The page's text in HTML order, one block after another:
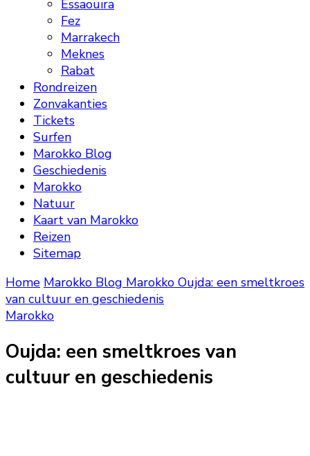
Essaouira
Fez
Marrakech
Meknes
Rabat
Rondreizen
Zonvakanties
Tickets
Surfen
Marokko Blog
Geschiedenis
Marokko
Natuur
Kaart van Marokko
Reizen
Sitemap
Home Marokko Blog Marokko Oujda: een smeltkroes
van cultuur en geschiedenis
Marokko
Oujda: een smeltkroes van
cultuur en geschiedenis